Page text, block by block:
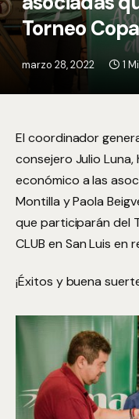
Torneo
marzo 28, 2022 1
El coordinador
consejero Julio
económico a las
Montilla y Paola
que participarán del
CLUB en San Luis en
¡Éxitos y buena